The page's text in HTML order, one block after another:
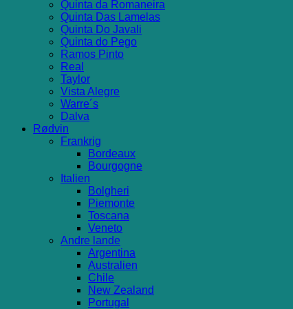
Quinta da Romaneira
Quinta Das Lamelas
Quinta Do Javali
Quinta do Pego
Ramos Pinto
Real
Taylor
Vista Alegre
Warre´s
Dalva
Rødvin
Frankrig
Bordeaux
Bourgogne
Italien
Bolgheri
Piemonte
Toscana
Veneto
Andre lande
Argentina
Australien
Chile
New Zealand
Portugal